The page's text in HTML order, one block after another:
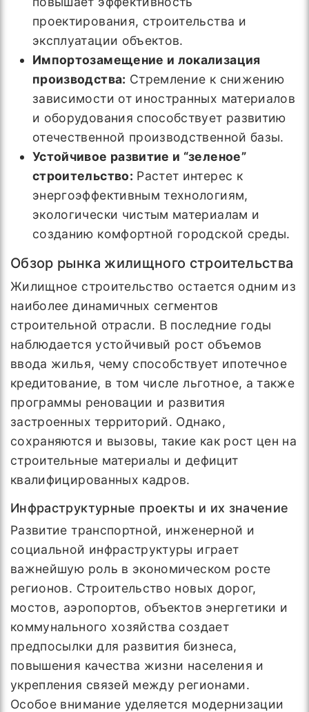
проектирования, строительства и
эксплуатации объектов.
Импортозамещение и локализация
производства: Стремление к снижению
зависимости от иностранных материалов
и оборудования способствует развитию
отечественной производственной базы.
Устойчивое развитие и “зеленое”
строительство: Растет интерес к
энергоэффективным технологиям,
экологически чистым материалам и
созданию комфортной городской среды.
Обзор рынка жилищного строительства
Жилищное строительство остается одним из
наиболее динамичных сегментов
строительной отрасли. В последние годы
наблюдается устойчивый рост объемов
ввода жилья, чему способствует ипотечное
кредитование, в том числе льготное, а также
программы реновации и развития
застроенных территорий. Однако,
сохраняются и вызовы, такие как рост цен на
строительные материалы и дефицит
квалифицированных кадров.
Инфраструктурные проекты и их значение
Развитие транспортной, инженерной и
социальной инфраструктуры играет
важнейшую роль в экономическом росте
регионов. Строительство новых дорог,
мостов, аэропортов, объектов энергетики и
коммунального хозяйства создает
предпосылки для развития бизнеса,
повышения качества жизни населения и
укрепления связей между регионами.
Особое внимание уделяется модернизации